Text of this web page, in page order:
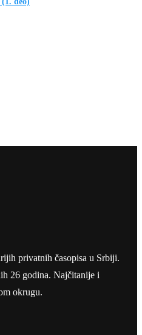
privatnih časopisa u Srbiji.
26 godina. Najčitanije i
okrugu.